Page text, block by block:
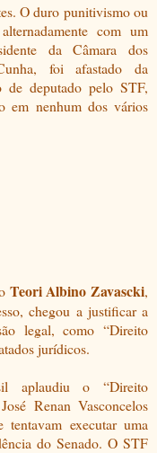
O duro punitivismo ou
com um
da Câmara dos
foi afastado da
de deputado pelo STF,
em nenhum dos vários
Teori Albino Zavascki,
chegou a justificar a
legal, como “Direito
jurídicos.
aplaudiu o “Direito
Renan Vasconcelos
executar uma
do Senado. O STF